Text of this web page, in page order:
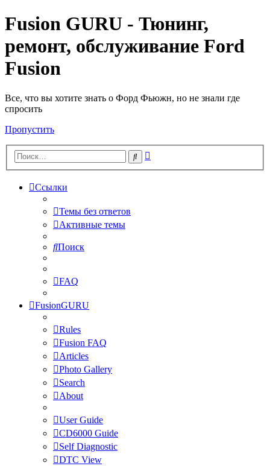
Fusion GURU - Тюнинг,
ремонт, обслуживание Ford
Fusion
Все, что вы хотите знать о Форд Фьюжн, но не знали где
спросить
Пропустить
Поиск
Ссылки
Темы без ответов
Активные темы
Поиск
FAQ
FusionGURU
Rules
Fusion FAQ
Articles
Photo Gallery
Search
About
User Guide
CD6000 Guide
Self Diagnostic
DTC View